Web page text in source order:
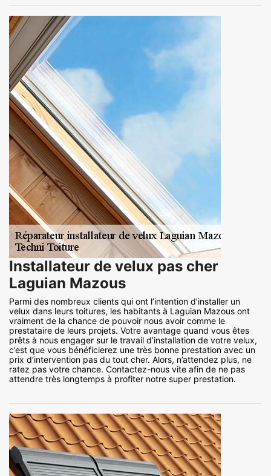
Installateur de velux pas cher
Laguian Mazous
Parmi des nombreux clients qui ont l’intention d’installer un
velux dans leurs toitures, les habitants à Laguian Mazous ont
vraiment de la chance de pouvoir nous avoir comme le
prestataire de leurs projets. Votre avantage quand vous êtes
prêts à nous engager sur le travail d’installation de votre velux,
c’est que vous bénéficierez une très bonne prestation avec un
prix d’intervention pas du tout cher. Alors, n’attendez plus, ne
ratez pas votre chance. Contactez-nous vite afin de ne pas
attendre très longtemps à profiter notre super prestation.